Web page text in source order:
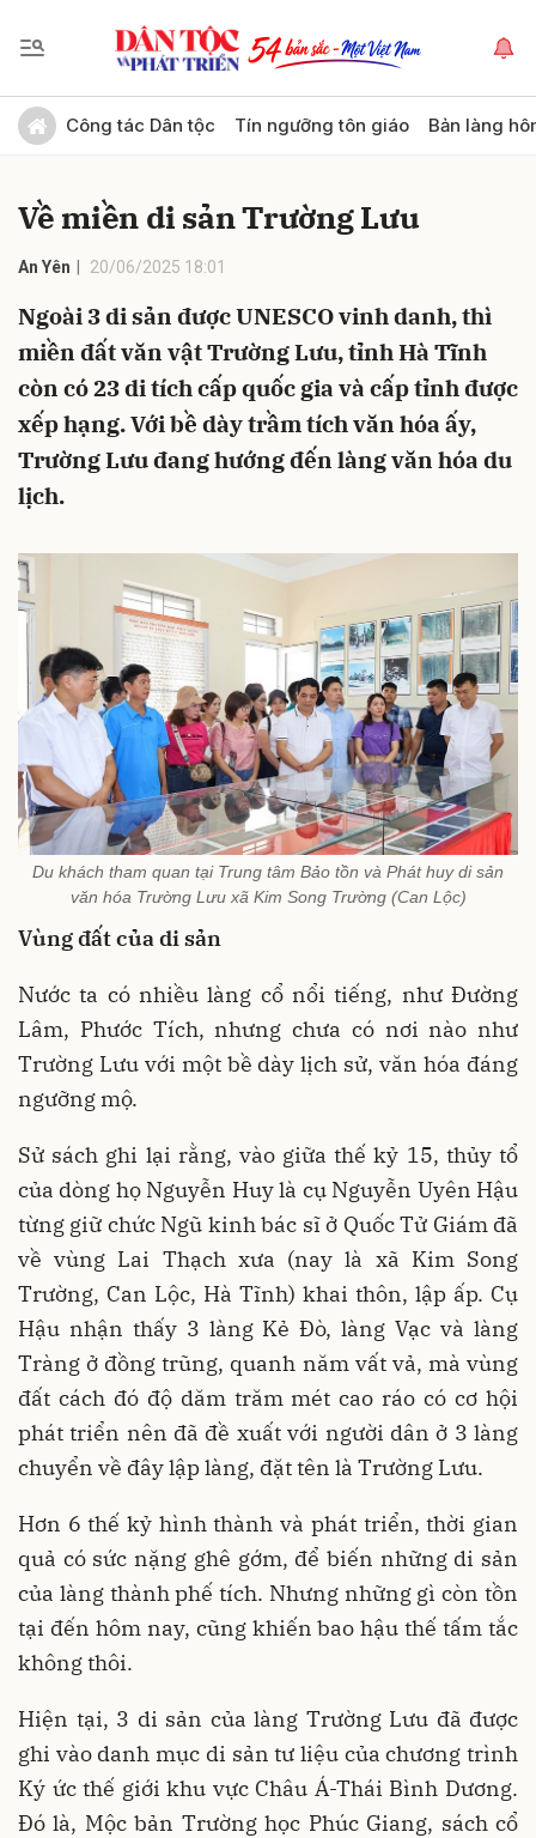
Công tác Dân tộc Tín ngưỡng tôn giáo Bản làng
Về miền di sản Trường Lưu
An Yên 20/06/2025 18:01
Ngoài 3 di sản được UNESCO vinh danh, thì
miền đất văn vật Trường Lưu, tỉnh Hà Tĩnh
còn có 23 di tích cấp quốc gia và cấp tỉnh được
xếp hạng. Với bề dày trầm tích văn hóa ấy,
Trường Lưu đang hướng đến làng văn hóa du
lịch.
Du khách tham quan tại Trung tâm Bảo tồn và Phát huy di sản
văn hóa Trường Lưu xã Kim Song Trường (Can Lộc)
Vùng đất của di sản
Nước ta có nhiều làng cổ nổi tiếng, như Đường
Lâm, Phước Tích, nhưng chưa có nơi nào như
Trường Lưu với một bề dày lịch sử, văn hóa đáng
ngưỡng mộ.
Sử sách ghi lại rằng, vào giữa thế kỷ 15, thủy tổ
của dòng họ Nguyễn Huy là cụ Nguyễn Uyên Hậu
từng giữ chức Ngũ kinh bác sĩ ở Quốc Tử Giám đã
về vùng Lai Thạch xưa (nay là xã Kim Song
Trường, Can Lộc, Hà Tĩnh) khai thôn, lập ấp. Cụ
Hậu nhận thấy 3 làng Kẻ Đò, làng Vạc và làng
Tràng ở đồng trũng, quanh năm vất vả, mà vùng
đất cách đó độ dăm trăm mét cao ráo có cơ hội
phát triển nên đã đề xuất với người dân ở 3 làng
chuyển về đây lập làng, đặt tên là Trường Lưu.
Hơn 6 thế kỷ hình thành và phát triển, thời gian
quả có sức nặng ghê gớm, để biến những di sản
của làng thành phế tích. Nhưng những gì còn tồn
tại đến hôm nay, cũng khiến bao hậu thế tấm tắc
không thôi.
Hiện tại, 3 di sản của làng Trường Lưu đã được
ghi vào danh mục di sản tư liệu của chương trình
Ký ức thế giới khu vực Châu Á-Thái Bình Dương.
Đó là, Mộc bản Trường học Phúc Giang, sách cổ
Gửi bình luận
Hủy Gửi